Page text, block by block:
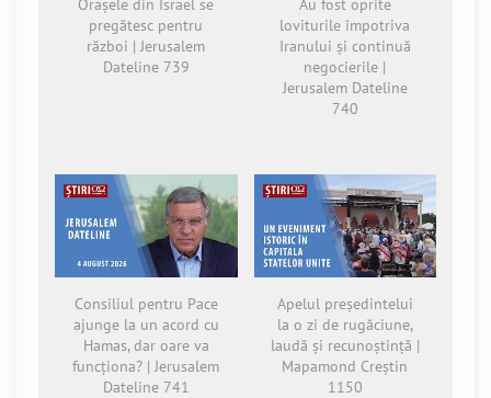
Orașele din Israel se
pregătesc pentru
război | Jerusalem
Dateline 739
Au fost oprite
loviturile împotriva
Iranului și continuă
negocierile |
Jerusalem Dateline
740
Consiliul pentru Pace
ajunge la un acord cu
Hamas, dar oare va
funcționa? | Jerusalem
Dateline 741
Apelul președintelui
la o zi de rugăciune,
laudă și recunoștință |
Mapamond Creștin
1150